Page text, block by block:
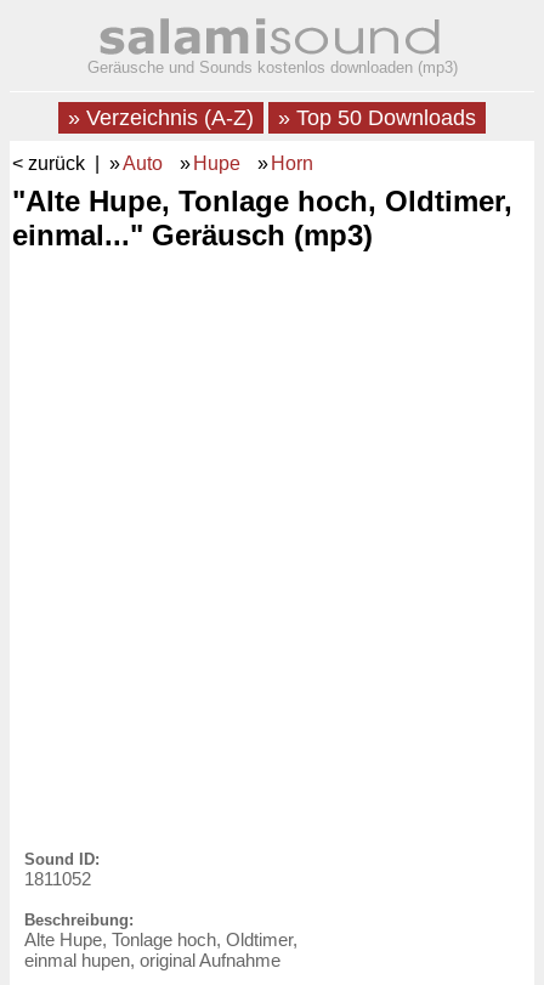
Geräusche und Sounds kostenlos downloaden (mp3)
» Verzeichnis (A-Z) » Top 50 Downloads
< zurück | »Auto » Hupe » Horn
"Alte Hupe, Tonlage hoch, Oldtimer,
einmal..." Geräusch (mp3)
Sound ID:
1811052
Beschreibung:
Alte Hupe, Tonlage hoch, Oldtimer,
einmal hupen, original Aufnahme